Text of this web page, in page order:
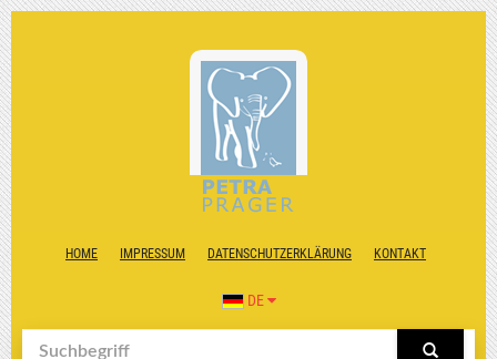
HOME IMPRESSUM DATENSCHUTZERKLÄRUNG KONTAKT
DE